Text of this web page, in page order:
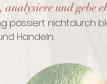
analysiere und gebe
passiert nicht​durch
Handeln.​